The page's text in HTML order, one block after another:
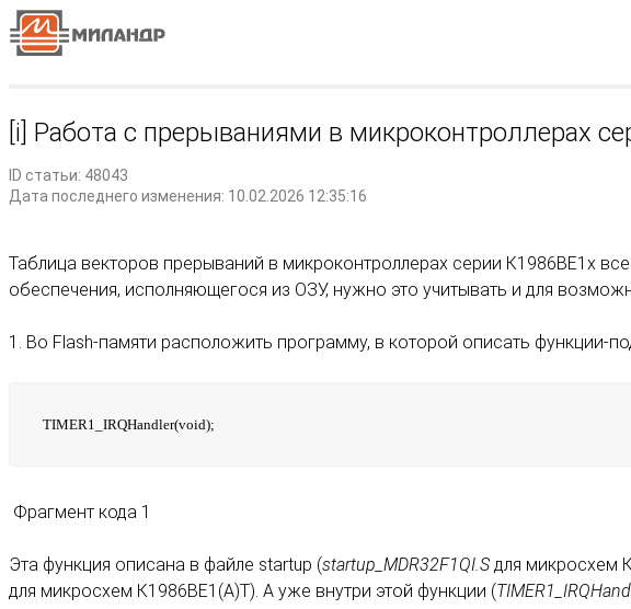
[i] Работа с прерываниями в микроконтроллерах
ID статьи: 48043
Дата последнего изменения: 10.02.2026 12:35:16
Таблица векторов прерываний в микроконтроллерах серии К1986ВЕ1x
обеспечения, исполняющегося из ОЗУ, нужно это учитывать и для
1. Во Flash-памяти расположить программу, в которой описать функции-
TIMER1_IRQHandler(void);
Фрагмент кода 1
Эта функция описана в файле startup (startup_MDR32F1QI.S для микросхем
для микросхем К1986ВЕ1(А)Т). А уже внутри этой функции (